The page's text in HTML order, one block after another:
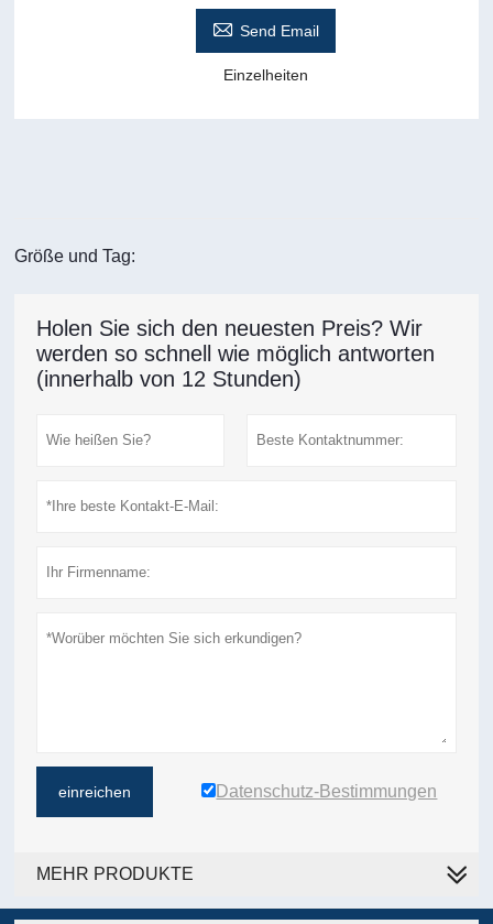
 Send Email
Einzelheiten
Größe und Tag:
Holen Sie sich den neuesten Preis? Wir
werden so schnell wie möglich antworten
(innerhalb von 12 Stunden)
einreichen Datenschutz-Bestimmungen
MEHR PRODUKTE